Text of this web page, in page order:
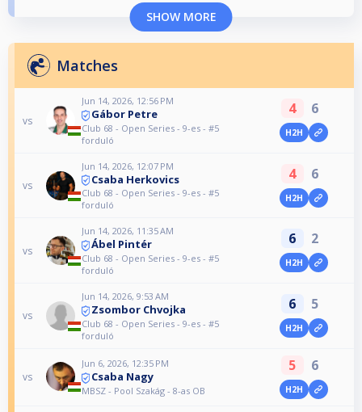
SHOW MORE
Matches
vs
Jun 14, 2026, 12:56 PM
Gábor Petre
Club 68 - Open Series - 9-es - #5
forduló
4 6
H2H
vs
Jun 14, 2026, 12:07 PM
Csaba Herkovics
Club 68 - Open Series - 9-es - #5
forduló
4 6
H2H
vs
Jun 14, 2026, 11:35 AM
Ábel Pintér
Club 68 - Open Series - 9-es - #5
forduló
6 2
H2H
vs
Jun 14, 2026, 9:53 AM
Zsombor Chvojka
Club 68 - Open Series - 9-es - #5
forduló
6 5
H2H
vs
Jun 6, 2026, 12:35 PM
Csaba Nagy
MBSZ - Pool Szakág - 8-as OB
5 6
H2H